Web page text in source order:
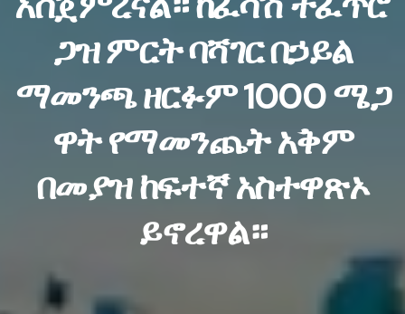
ጋዝ ምርት ባሻገር በኃይል
ማመንጫ ዘርፉም 1000 ሜጋ
ዋት የማመንጨት አቅም
በመያዝ ከፍተኛ አስተዋጽኦ
ይኖረዋል።